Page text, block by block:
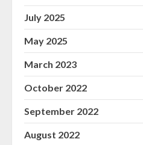
July 2025
May 2025
March 2023
October 2022
September 2022
August 2022